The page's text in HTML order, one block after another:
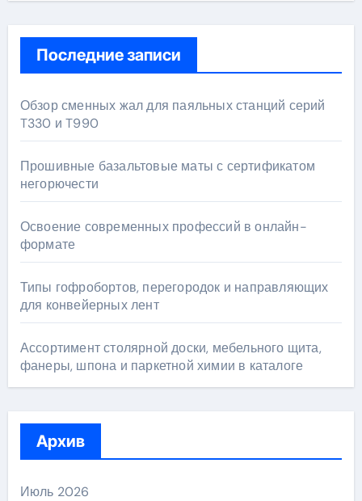
Последние записи
Обзор сменных жал для паяльных станций серий
T330 и T990
Прошивные базальтовые маты с сертификатом
негорючести
Освоение современных профессий в онлайн-
формате
Типы гофробортов, перегородок и направляющих
для конвейерных лент
Ассортимент столярной доски, мебельного щита,
фанеры, шпона и паркетной химии в каталоге
Архив
Июль 2026